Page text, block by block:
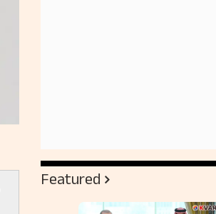
Featured